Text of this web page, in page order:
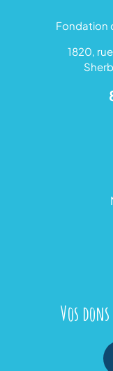
Fondation
1820,
Vos